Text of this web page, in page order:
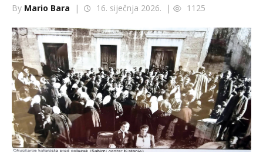
By Mario Bara | 16. siječnja 2026. | 1125